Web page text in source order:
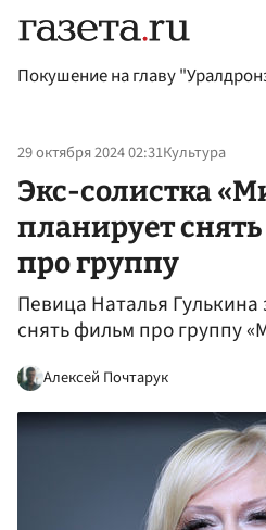
Покушение на главу
29 октября 2024 02:31Культура
Экс-солистка
планирует
про группу
Певица Наталья Гулькина
снять фильм про группу
Алексей Почтарук